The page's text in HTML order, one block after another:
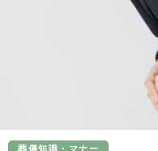
葬儀知識・マナー